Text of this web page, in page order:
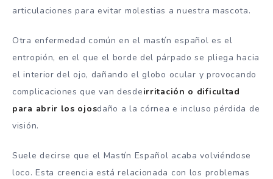
articulaciones para evitar molestias a nuestra mascota.
Otra enfermedad común en el mastín español es el
entropión, en el que el borde del párpado se pliega hacia
el interior del ojo, dañando el globo ocular y provocando
complicaciones que van desdeirritación o dificultad
para abrir los ojosdaño a la córnea e incluso pérdida de
visión.
Suele decirse que el Mastín Español acaba volviéndose
loco. Esta creencia está relacionada con los problemas